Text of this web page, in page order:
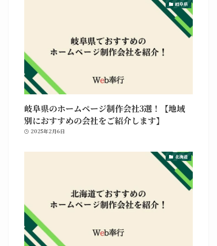
岐阜県
岐阜県のホームページ制作会社3選！【地域
別におすすめの会社をご紹介します】
2025年2月6日
北海道